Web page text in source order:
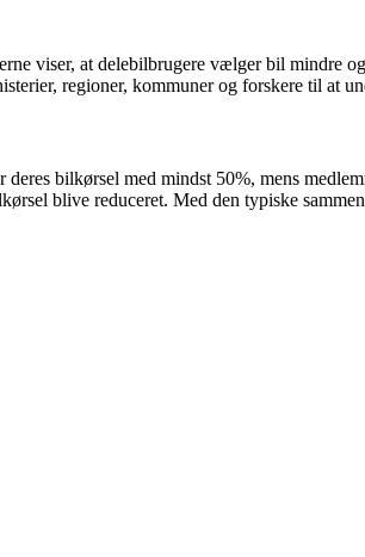
viser, at delebilbrugere vælger bil mindre
regioner, kommuner og forskere til at
bilkørsel med mindst 50%, mens
blive reduceret. Med den typiske